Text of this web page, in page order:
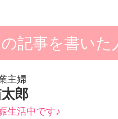
主婦
郎
生活中です♪